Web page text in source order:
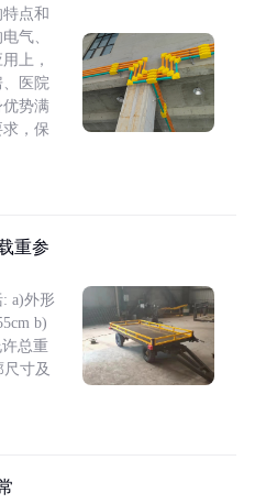
点和
气、
上，
、医院
势满
，保
重参
a)外形
b)
总重
寸及